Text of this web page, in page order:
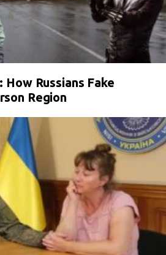
Russians Fake
Region